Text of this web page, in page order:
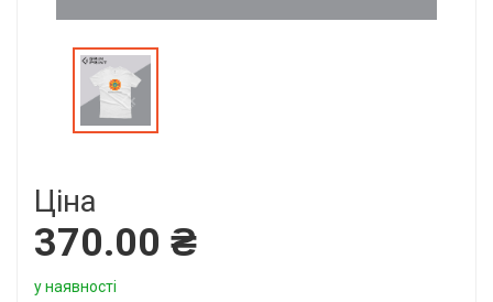
Ціна
370.00 ₴
у наявності